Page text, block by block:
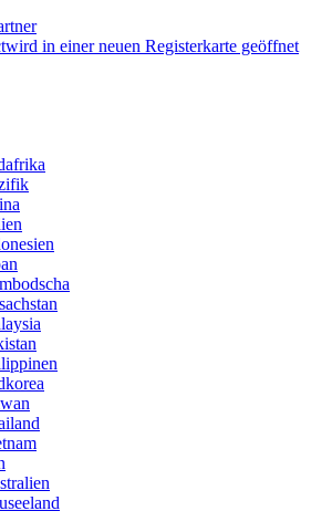
wird in einer neuen Registerkarte geöffnet